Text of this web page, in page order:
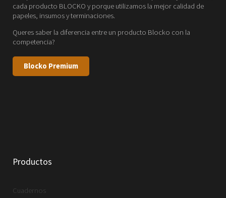
cada producto BLOCKO y porque utilizamos la mejor calidad de
papeles, insumos y terminaciones.
Queres saber la diferencia entre un producto Blocko con la
competencia?
Blocko Premium
Productos
Cuadernos